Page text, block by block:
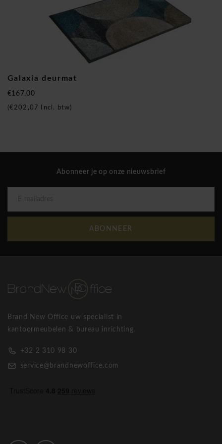
Galaxia deurmat
€167,00
€202,07 Incl. btw)
Abonneer je op onze nieuwsbrief
ABONNEER
Brand New Office uw specialist in
kantoormeubelen & bureau inrichting.
+32 2 310 98 30
service@brandnewoffice.com